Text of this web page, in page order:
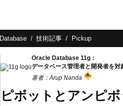
Database 技術記事 Pickup
Oracle Database 11g：
データベース管理者と開発者を対
著者：Arup Nanda
ピボットとアンピ